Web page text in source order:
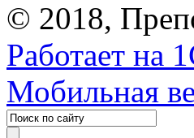
© 2018,
Работает на
Мобильная